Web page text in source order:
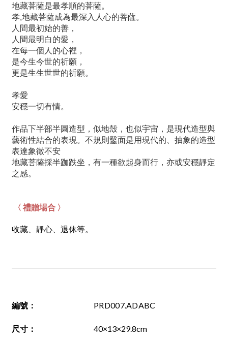
地藏菩薩是最孝順的菩薩。
孝,地藏菩薩成為最深入人心的菩薩。
人間最初始的善，
人間最明白的愛，
在每一個人的心裡，
是今生今世的祈願，
更是生生世世的祈願。
孝愛
安穩一切有情。
作品下半部半圓造型，似地殼，也似宇宙，是現代造型與
藝術性結合的表現。不規則鑿面是用現代的、抽象的造型
表達象徵不安
地藏菩薩採半跏跌坐，有一種欲起身而行，亦或安穩靜定
之感。
〈 禮贈場合 〉
收藏、靜心、退休等。
編號 ： PRD007.ADABC
尺寸 ： 40×13×29.8cm